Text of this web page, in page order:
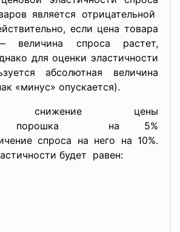
является отрицательной
если цена товара
величина спроса растет,
для оценки эластичности
абсолютная величина
«минус» опускается).
снижение цены
порошка на 5%
спроса на него на 10%.
будет равен: